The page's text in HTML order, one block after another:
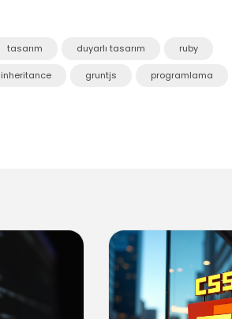
07:28
Sass ve Compass ile
Mobil düzeni oluşturmak
Susy ile Responsive
Sistemi
tasarım duyarlı tasarım ruby
gruntjs programlama